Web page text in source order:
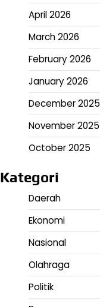
April 2026
March 2026
February 2026
January 2026
December 2025
November 2025
October 2025
Kategori
Daerah
Ekonomi
Nasional
Olahraga
Politik